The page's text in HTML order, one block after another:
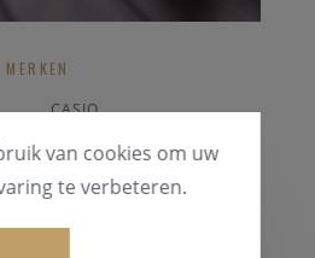
CASIO
LONGINES
van cookies om uw
te verbeteren.